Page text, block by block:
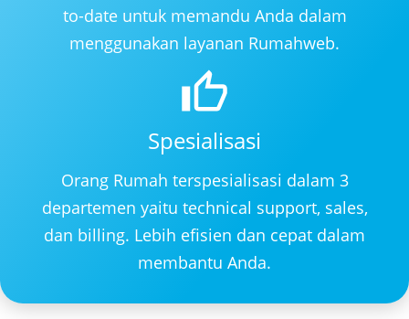
to-date untuk memandu Anda dalam
menggunakan layanan Rumahweb.
Spesialisasi
Orang Rumah terspesialisasi dalam 3
departemen yaitu technical support, sales,
dan billing. Lebih efisien dan cepat dalam
membantu Anda.